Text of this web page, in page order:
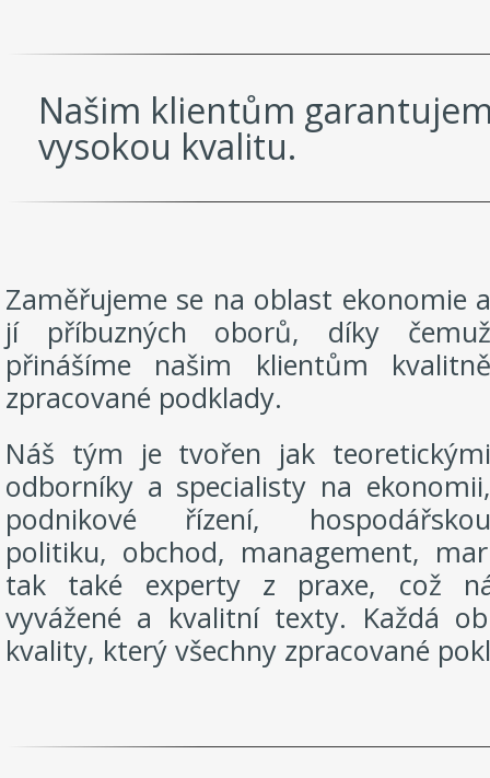
Našim klientům
vysokou kvalitu.
Zaměřujeme se na oblast ekonomie a
jí příbuzných oborů, díky čemuž
přinášíme našim klientům kvalitně
zpracované podklady.
Náš tým je tvořen jak teoretickými
odborníky a specialisty na ekonomii,
podnikové řízení, hospodářskou
politiku, obchod, management,
tak také experty z praxe, což
vyvážené a kvalitní texty. Každá
kvality, který všechny zpracované